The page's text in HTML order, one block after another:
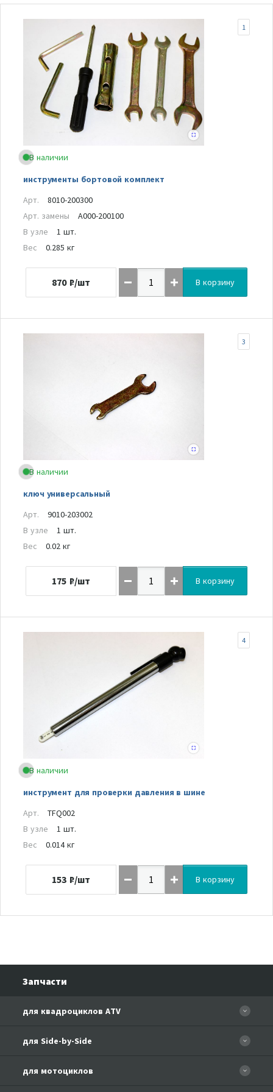
В наличии
инструменты бортовой комплект
1
Арт.
8010-200300
Арт. замены
A000-200100
В узле
1 шт.
Вес
0.285 кг
870 ₽/шт В корзину
В наличии
ключ универсальный
3
Арт.
9010-203002
В узле
1 шт.
Вес
0.02 кг
175 ₽/шт В корзину
В наличии
инструмент для проверки давления в шине
4
Арт.
TFQ002
В узле
1 шт.
Вес
0.014 кг
153 ₽/шт В корзину
Запчасти
для квадроциклов ATV
CFORCE 110 EFI
CF500-A Basic
для Side-by-Side
для мотоциклов